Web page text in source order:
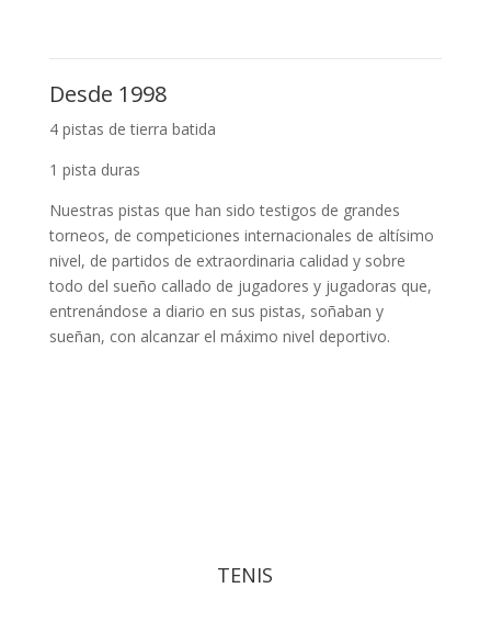
Desde 1998
4 pistas de tierra batida
1 pista duras
Nuestras pistas que han sido testigos de grandes
torneos, de competiciones internacionales de altísimo
nivel, de partidos de extraordinaria calidad y sobre
todo del sueño callado de jugadores y jugadoras que,
entrenándose a diario en sus pistas, soñaban y
sueñan, con alcanzar el máximo nivel deportivo.
TENIS